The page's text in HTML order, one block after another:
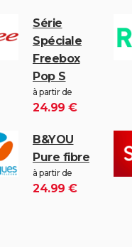
Série
Spéciale
Freebox
Pop S
à partir de
24.99 €
B&YOU
Pure fibre
à partir de
24.99 €